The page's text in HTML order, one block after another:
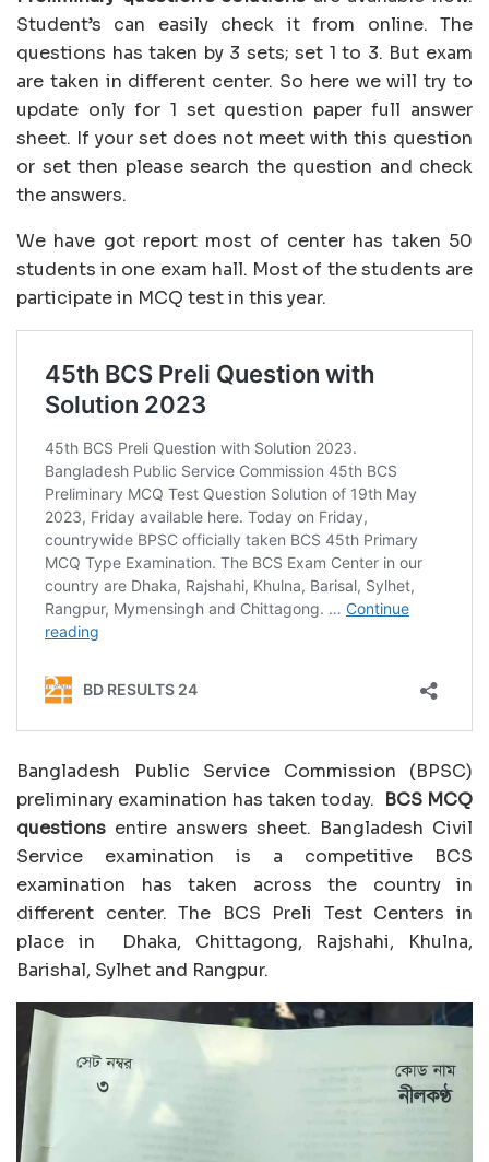
Student’s can easily check it from online. The
questions has taken by 3 sets; set 1 to 3. But exam
are taken in different center. So here we will try to
update only for 1 set question paper full answer
sheet. If your set does not meet with this question
or set then please search the question and check
the answers.
We have got report most of center has taken 50
students in one exam hall. Most of the students are
participate in MCQ test in this year.
Bangladesh Public Service Commission (BPSC)
preliminary examination has taken today. BCS MCQ
questions entire answers sheet. Bangladesh Civil
Service examination is a competitive BCS
examination has taken across the country in
different center. The BCS Preli Test Centers in
place in Dhaka, Chittagong, Rajshahi, Khulna,
Barishal, Sylhet and Rangpur.